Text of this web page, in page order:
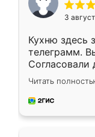
3
Кухню здесь
телеграмм.
Согласовали
недели
довольны
мебель за
Читать